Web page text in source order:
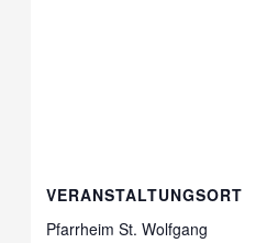
VERANSTALTUNGSORT
Pfarrheim St. Wolfgang